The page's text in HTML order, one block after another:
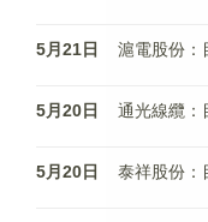
5月21日 滬電股份：
5月20日 通光線纜：
5月20日 泰祥股份：